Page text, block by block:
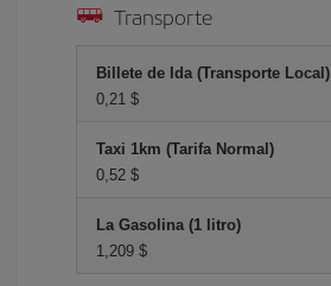
Transporte
Billete de Ida (Transporte Local)
0,21 $
Taxi 1km (Tarifa Normal)
0,52 $
La Gasolina (1 litro)
1,209 $